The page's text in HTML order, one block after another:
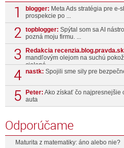
blogger: Meta Ads stratégia pre e-
prospekcie po ...
topblogger: Spýtal som sa AI
pozná moju firmu. ...
Redakcia
mandľovým olejom na suchú
cielená ...
nastk: Spojili sme sily pre
Peter: Ako získať čo najpresnejšie
auta
Odporúčame
Maturita z matematiky: áno alebo nie?